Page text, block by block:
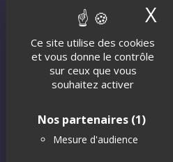
Ce site utilise des cookies
et vous donne le contrôle
sur ceux que vous
souhaitez activer
Nos partenaires (1)
Mesure d'audience
X
Et recevez
Newsletter
Abonnez-vous à notre
recevoir nos